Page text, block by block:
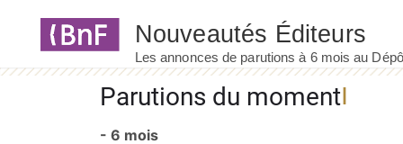
Parutions du moment
- 6 mois